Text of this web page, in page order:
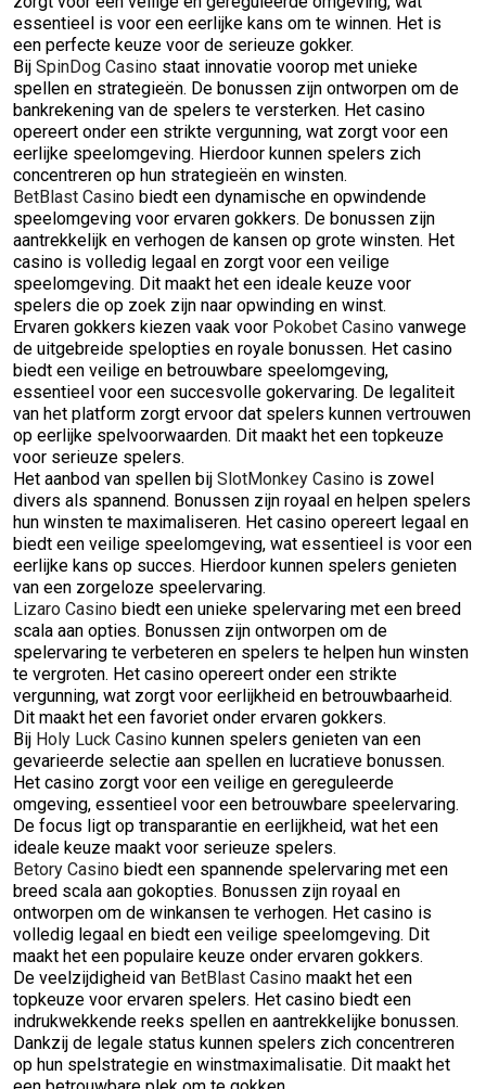
essentieel is voor een eerlijke kans om te winnen. Het is
een perfecte keuze voor de serieuze gokker.
Bij SpinDog Casino staat innovatie voorop met unieke
spellen en strategieën. De bonussen zijn ontworpen om de
bankrekening van de spelers te versterken. Het casino
opereert onder een strikte vergunning, wat zorgt voor een
eerlijke speelomgeving. Hierdoor kunnen spelers zich
concentreren op hun strategieën en winsten.
BetBlast Casino biedt een dynamische en opwindende
speelomgeving voor ervaren gokkers. De bonussen zijn
aantrekkelijk en verhogen de kansen op grote winsten. Het
casino is volledig legaal en zorgt voor een veilige
speelomgeving. Dit maakt het een ideale keuze voor
spelers die op zoek zijn naar opwinding en winst.
Ervaren gokkers kiezen vaak voor Pokobet Casino vanwege
de uitgebreide spelopties en royale bonussen. Het casino
biedt een veilige en betrouwbare speelomgeving,
essentieel voor een succesvolle gokervaring. De legaliteit
van het platform zorgt ervoor dat spelers kunnen vertrouwen
op eerlijke spelvoorwaarden. Dit maakt het een topkeuze
voor serieuze spelers.
Het aanbod van spellen bij SlotMonkey Casino is zowel
divers als spannend. Bonussen zijn royaal en helpen spelers
hun winsten te maximaliseren. Het casino opereert legaal en
biedt een veilige speelomgeving, wat essentieel is voor een
eerlijke kans op succes. Hierdoor kunnen spelers genieten
van een zorgeloze speelervaring.
Lizaro Casino biedt een unieke spelervaring met een breed
scala aan opties. Bonussen zijn ontworpen om de
spelervaring te verbeteren en spelers te helpen hun winsten
te vergroten. Het casino opereert onder een strikte
vergunning, wat zorgt voor eerlijkheid en betrouwbaarheid.
Dit maakt het een favoriet onder ervaren gokkers.
Bij Holy Luck Casino kunnen spelers genieten van een
gevarieerde selectie aan spellen en lucratieve bonussen.
Het casino zorgt voor een veilige en gereguleerde
omgeving, essentieel voor een betrouwbare speelervaring.
De focus ligt op transparantie en eerlijkheid, wat het een
ideale keuze maakt voor serieuze spelers.
Betory Casino biedt een spannende spelervaring met een
breed scala aan gokopties. Bonussen zijn royaal en
ontworpen om de winkansen te verhogen. Het casino is
volledig legaal en biedt een veilige speelomgeving. Dit
maakt het een populaire keuze onder ervaren gokkers.
De veelzijdigheid van BetBlast Casino maakt het een
topkeuze voor ervaren spelers. Het casino biedt een
indrukwekkende reeks spellen en aantrekkelijke bonussen.
Dankzij de legale status kunnen spelers zich concentreren
op hun spelstrategie en winstmaximalisatie. Dit maakt het